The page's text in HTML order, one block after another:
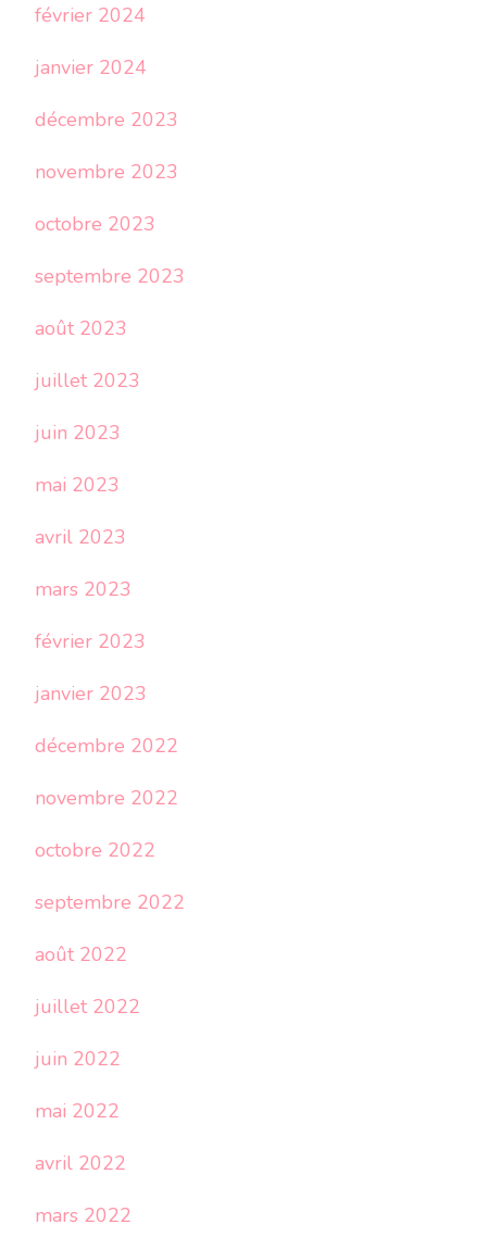
février 2024
janvier 2024
décembre 2023
novembre 2023
octobre 2023
septembre 2023
août 2023
juillet 2023
juin 2023
mai 2023
avril 2023
mars 2023
février 2023
janvier 2023
décembre 2022
novembre 2022
octobre 2022
septembre 2022
août 2022
juillet 2022
juin 2022
mai 2022
avril 2022
mars 2022